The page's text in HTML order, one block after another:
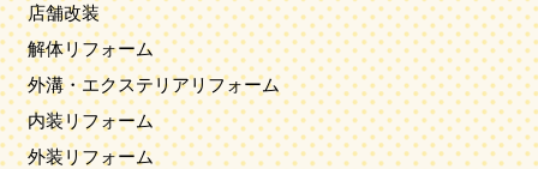
店舗改装
解体リフォーム
外溝・エクステリアリフォーム
内装リフォーム
外装リフォーム